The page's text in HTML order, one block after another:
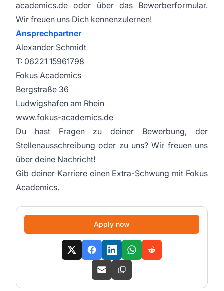
academics.de oder über das Bewerberformular.
Wir freuen uns Dich kennenzulernen!
Ansprechpartner
Alexander Schmidt
T: 06221 15961798
Fokus Academics
Bergstraße 36
Ludwigshafen am Rhein
www.fokus-academics.de
Du hast Fragen zu deiner Bewerbung, der
Stellenausschreibung oder zu uns? Wir freuen uns
über deine Nachricht!
Gib deiner Karriere einen Extra-Schwung mit Fokus
Academics.
Apply now